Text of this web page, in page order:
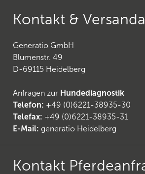
Kontakt &
Generatio GmbH
Blumenstr. 49
D-69115 Heidelberg
Anfragen zur Hundediagnostik
Telefon: +49 (0)6221-38935-30
Telefax: +49 (0)6221-38935-31
E-Mail: generatio Heidelberg
Kontakt